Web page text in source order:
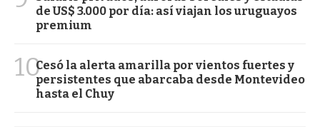
de US$ 3.000 por día: así viajan los uruguayos
premium
10Cesó la alerta amarilla por vientos fuertes y
persistentes que abarcaba desde Montevideo
hasta el Chuy